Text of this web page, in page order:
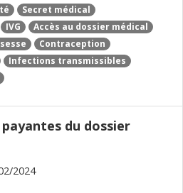
Secret médical
IVG
Accès au dossier médical
Contraception
Infections transmissibles
du dossier
2024